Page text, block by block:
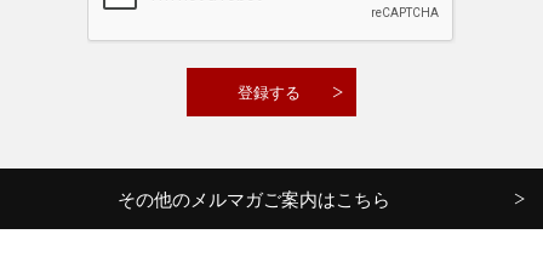
その他のメルマガご案内はこちら